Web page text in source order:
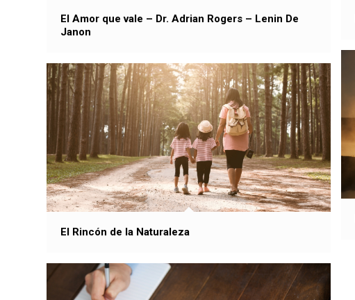
El Amor que vale – Dr. Adrian Rogers – Lenin De
Janon
El Rincón de la Naturaleza